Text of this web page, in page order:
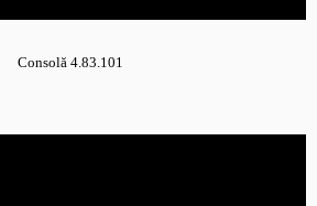
Consolă 4.83.101